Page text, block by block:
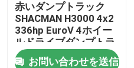
赤いダンプトラック
SHACMAN H3000 4x2
336hp EuroV 4ホイー
ルドライブダンプトラ
ック
お問い合わせを送信